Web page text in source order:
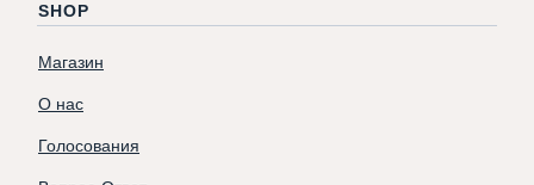
SHOP
Магазин
О нас
Голосования